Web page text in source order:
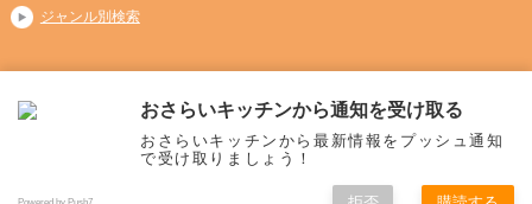
ジャンル別検索
Copyright (C) 2026 おさらいキッチン
All Rights Reserved.
おさらいキッチンから通知を受け取る
おさらいキッチンから最新情報をプッシュ通知
で受け取りましょう！
Powered by Push7